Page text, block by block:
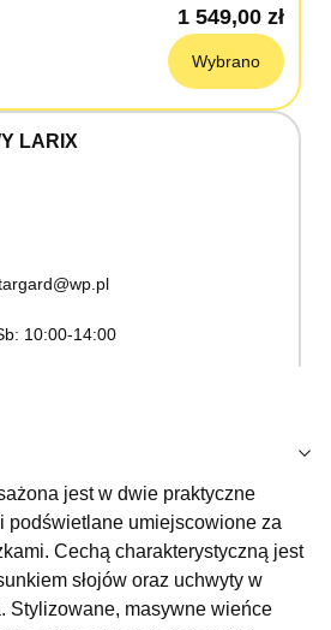
1 549,00 zł
Wybrano
LARIX
10:00-14:00
KUBUŚ
ODRĄ
jest w dwie praktyczne
podświetlane umiejscowione za
Cechą charakterystyczną jest
słojów oraz uchwyty w
Stylizowane, masywne wieńce